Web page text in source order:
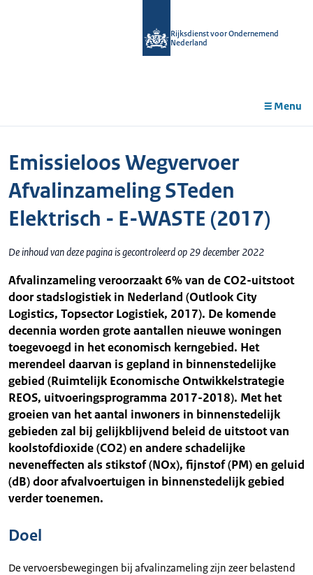
Rijksdienst voor Ondernemend
Nederland
Menu
Emissieloos Wegvervoer
Afvalinzameling STeden
Elektrisch - E-WASTE (2017)
De inhoud van deze pagina is gecontroleerd op 29 december 2022
Afvalinzameling veroorzaakt 6% van de CO2-uitstoot
door stadslogistiek in Nederland (Outlook City
Logistics, Topsector Logistiek, 2017). De komende
decennia worden grote aantallen nieuwe woningen
toegevoegd in het economisch kerngebied. Het
merendeel daarvan is gepland in binnenstedelijke
gebied (Ruimtelijk Economische Ontwikkelstrategie
REOS, uitvoeringsprogramma 2017-2018). Met het
groeien van het aantal inwoners in binnenstedelijk
gebieden zal bij gelijkblijvend beleid de uitstoot van
koolstofdioxide (CO2) en andere schadelijke
neveneffecten als stikstof (NOx), fijnstof (PM) en geluid
(dB) door afvalvoertuigen in binnenstedelijk gebied
verder toenemen.
Doel
De vervoersbewegingen bij afvalinzameling zijn zeer belastend